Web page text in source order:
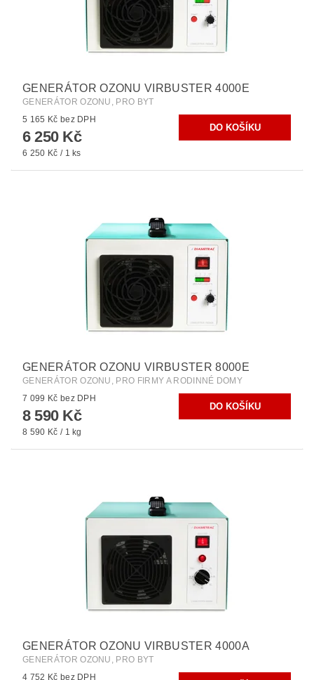
GENERÁTOR OZONU VIRBUSTER 4000E
GENERÁTOR OZONU, PRO BYT
5 165 Kč bez DPH
6 250 Kč
6 250 Kč / 1 ks
GENERÁTOR OZONU VIRBUSTER 8000E
GENERÁTOR OZONU, PRO FIRMY A RODINNÉ DOMY
7 099 Kč bez DPH
8 590 Kč
8 590 Kč / 1 kg
GENERÁTOR OZONU VIRBUSTER 4000A
GENERÁTOR OZONU, PRO BYT
4 752 Kč bez DPH